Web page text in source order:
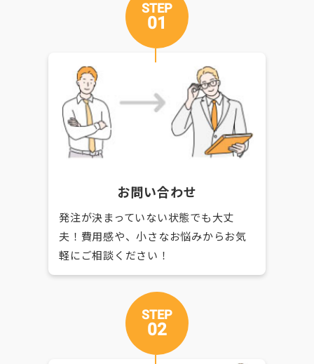
STEP
01
お問い合わせ
発注が決まっていない状態でも大丈
夫！費用感や、小さなお悩みからお気
軽にご相談ください！
STEP
02